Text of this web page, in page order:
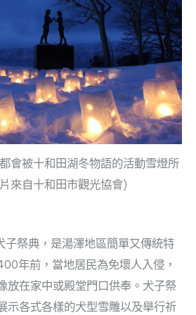
會被十和田湖冬物語的活動雪燈所
來自十和田市觀光協會)
祭典，是湯澤地區簡單又傳統特
年前，當地居民為免壞人入侵，
放在家中或殿堂門口供奉。犬子祭
示各式各樣的犬型雪雕以及舉行祈